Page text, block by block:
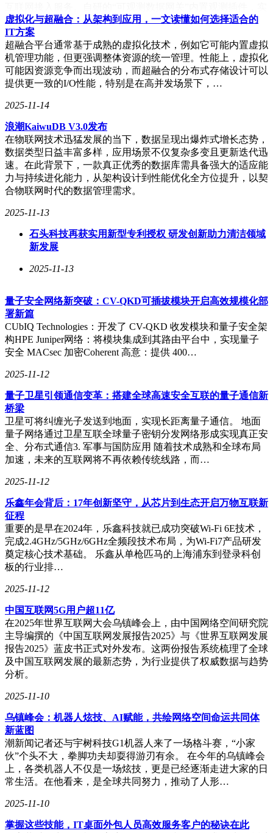
现了从用户访问到后端系统的端到端故障定位，确保了连锁零
售门店交易、线上订单处理及库存同步等关键业务的高效稳定
运行。而“5G云宽带”则将5G信号快速转换为本地高速网络，
支撑门店内各类物联网设备的无缝接入。“SASE安全网关”整
合了零信任策略与云原生安全能力，在SD-WAN边缘节点提供
统一的安全防护，保障了分布式企业站点的远程管理、应用访
一接入与管理，支持多种工业协议转换与物联网协议，为设备
监控、环境感知等物联场景提供了稳定支撑。AI融合网关更
进一步，集组网、存储、防火墙、应用加速于一体，可分布式
部署轻量化应用，将计算能力延伸至边缘侧，减少了对云端的
依赖。
传统VPN，结合“vHub虚拟集线器”专利技术，实现了应用级
隔离与动态认证，确保了移动办公与多云访问的安全闭环。这
些安全能力已通过国家等保2.0三级认证，并正式获得《计算
动办公、远程管控等场景提供了合规保障。中宇联在零售、制
SASE融合安全架构，有效解决了企业面临的广域网性能瓶
颈、多分支安全接入复杂以及云业务体验不佳等核心挑战。这
些深入行业、赋能数字化转型的成功实践，不仅赢得了客户的
广泛认可与好评，也确立了中宇联在行业中的领先地位。
更进一步，中宇联将AI深度融入SASE方案，打造出具备智能
威胁分析与自动化响应的新一代安全架构。这一突破性创新方
施的协同正式迈入智能化、一体化的新阶段。中宇联SDWAN
的本质，是以云原生思维重构企业连接，它不再是简单的链路
替代品，而是成为支撑业务敏捷、安全加固与智能决策的数字
基座。在成本、效率与安全的三角困局中，这一方案通过技术
融合与场景创新，将三者转化为相互促进的统一体，为各行各
业的数字化转型铺设了一条智能、弹性且面向未来的高速公
虚拟化与超融合：从架构到应用，一文读懂如何选择适合的
IT方案
超融合平台通常基于成熟的虚拟化技术，例如它可能内置虚拟
机管理功能，但更强调整体资源的统一管理。性能上，虚拟化
可能因资源竞争而出现波动，而超融合的分布式存储设计可以
提供更一致的I/O性能，特别是在高并发场景下，…
2025-11-14
浪潮KaiwuDB V3.0发布
在物联网技术迅猛发展的当下，数据呈现出爆炸式增长态势，
数据类型日益丰富多样，应用场景不仅复杂多变且更新迭代迅
速。在此背景下，一款真正优秀的数据库需具备强大的适应能
力与持续进化能力，从架构设计到性能优化全方位提升，以契
合物联网时代的数据管理需求。
2025-11-13
石头科技再获实用新型专利授权 研发创新助力清洁领域
新发展
2025-11-13
量子安全网络新突破：CV-QKD可插拔模块开启高效规模化部
署新篇
CUbIQ Technologies：开发了 CV-QKD 收发模块和量子安全架
构HPE Juniper网络：将模块集成到其路由平台中，实现量子
安全 MACsec 加密Coherent 高意：提供 400…
2025-11-12
量子卫星引领通信变革：搭建全球高速安全互联的量子通信新
桥梁
卫星可将纠缠光子发送到地面，实现长距离量子通信。 地面
量子网络通过卫星互联全球量子密钥分发网络形成实现真正安
全、分布式通信3. 军事与国防应用 随着技术成熟和全球布局
加速，未来的互联网将不再依赖传统线路，而…
2025-11-12
乐鑫年会背后：17年创新坚守，从芯片到生态开启万物互联新
征程
重要的是早在2024年，乐鑫科技就已成功突破Wi-Fi 6E技术，
完成2.4GHz/5GHz/6GHz全频段技术布局，为Wi-Fi7产品研发
奠定核心技术基础。 乐鑫从单枪匹马的上海浦东到登录科创
板的行业排…
2025-11-12
中国互联网5G用户超11亿
在2025年世界互联网大会乌镇峰会上，由中国网络空间研究院
主导编撰的《中国互联网发展报告2025》与《世界互联网发展
报告2025》蓝皮书正式对外发布。这两份报告系统梳理了全球
及中国互联网发展的最新态势，为行业提供了权威数据与趋势
分析。
2025-11-10
乌镇峰会：机器人炫技、AI赋能，共绘网络空间命运共同体
新蓝图
潮新闻记者还与宇树科技G1机器人来了一场格斗赛，“小家
伙”个头不大，拳脚功夫却耍得游刃有余。 在今年的乌镇峰会
上，各类机器人不仅是一场炫技，更是已经逐渐走进大家的日
常生活。在他看来，是全球共同努力，推动了人形…
2025-11-10
掌握这些技能，IT桌面外包人员高效服务客户的秘诀在此